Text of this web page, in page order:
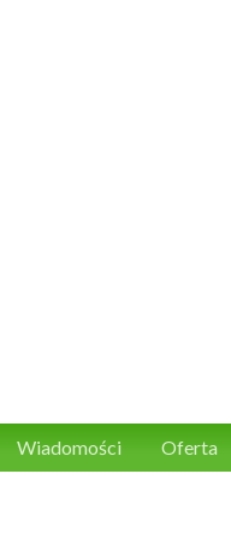
Wiadomości Oferta